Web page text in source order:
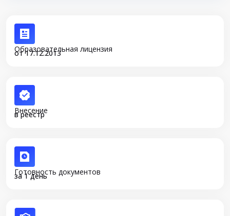
Образовательная лицензия
от 17.12.2013
Внесение
в реестр
Готовность документов
за 1 день